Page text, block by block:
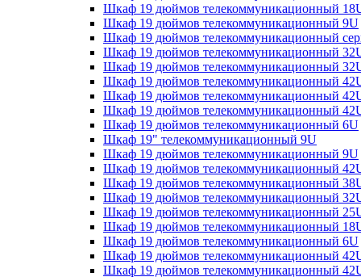
Шкаф 19 дюймов телекоммуникационный
Шкаф 19 дюймов телекоммуникационный 9U
Шкаф 19 дюймов телекоммуникационный
Шкаф 19 дюймов телекоммуникационный
Шкаф 19 дюймов телекоммуникационный
Шкаф 19 дюймов телекоммуникационный
Шкаф 19 дюймов телекоммуникационный
Шкаф 19 дюймов телекоммуникационный
Шкаф 19 дюймов телекоммуникационный 6U
Шкаф 19" телекоммуникационный 9U
Шкаф 19 дюймов телекоммуникационный 9U
Шкаф 19 дюймов телекоммуникационный
Шкаф 19 дюймов телекоммуникационный
Шкаф 19 дюймов телекоммуникационный
Шкаф 19 дюймов телекоммуникационный
Шкаф 19 дюймов телекоммуникационный
Шкаф 19 дюймов телекоммуникационный 6U
Шкаф 19 дюймов телекоммуникационный
Шкаф 19 дюймов телекоммуникационный